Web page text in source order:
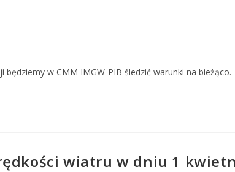
w CMM IMGW-PIB śledzić warunki na bieżąco.
wiatru w dniu 1